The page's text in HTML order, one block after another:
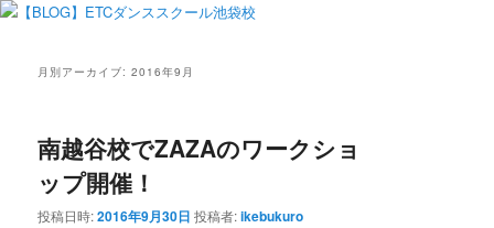
月別アーカイブ:2016年9月
南越谷校でZAZAのワークショ
ップ開催！
投稿日時:2016年9月30日 投稿者:ikebukuro